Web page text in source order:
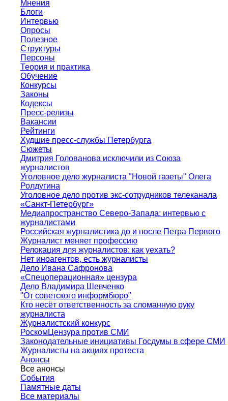
Мнения
Блоги
Интервью
Опросы
Полезное
Структуры
Персоны
Теория и практика
Обучение
Конкурсы
Законы
Кодексы
Пресс-релизы
Вакансии
Рейтинги
Худшие пресс-службы Петербурга
Сюжеты
Дмитрия Голованова исключили из Союза
журналистов
Уголовное дело журналиста "Новой газеты" Олега
Ролдугина
Уголовное дело против экс-сотрудников телеканала
«Санкт-Петербург»
Медиапространство Северо-Запада: интервью с
журналистами
Российская журналистика до и после Петра Первого
Журналист меняет профессию
Релокация для журналистов: как уехать?
Нет иноагентов, есть журналисты
Дело Ивана Сафронова
«Спецоперационная» цензура
Дело Владимира Шевченко
"От советского информбюро"
Кто несёт ответственность за сломанную руку
журналиста
Журналистский конкурс
РоскомЦензура против СМИ
Законодательные инициативы Госдумы в сфере СМИ
Журналисты на акциях протеста
Анонсы
Все анонсы
События
Памятные даты
Все материалы